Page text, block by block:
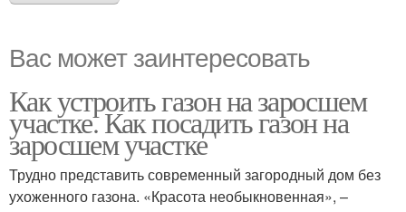
Вас может заинтересовать
Как устроить газон на заросшем
участке. Как посадить газон на
заросшем участке
Трудно представить современный загородный дом без
ухоженного газона. «Красота необыкновенная», –